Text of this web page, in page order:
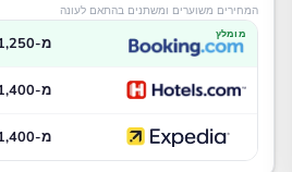
המחירים משוערים ומשתנים בהתאם לעונה
מומלץ מ-₪1,250
מ-₪1,400
מ-₪1,400